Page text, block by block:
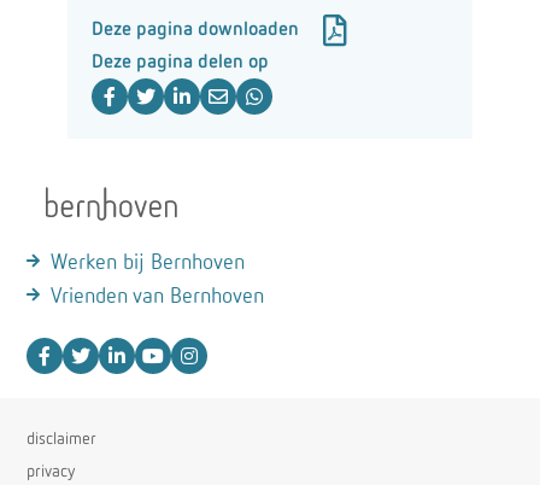
Deze pagina downloaden
Deze pagina delen op
Werken bij Bernhoven
Vrienden van Bernhoven
disclaimer
privacy